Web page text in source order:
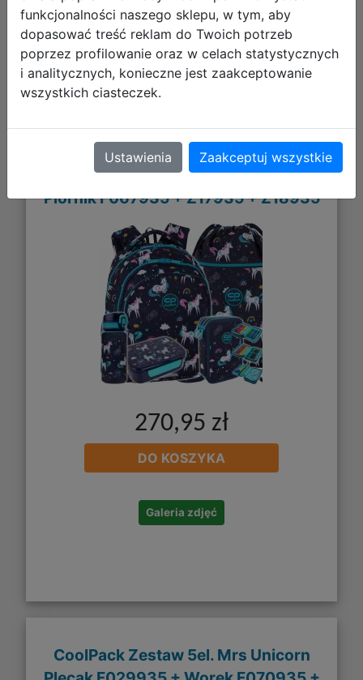
Galeria zdjęć
CoolPack Zestaw 5el. Mrs Unicorn
Plecak F029935 + Worek F070935 +
Piórnik F067935 + Z17935 + Z18935
270,95 zł
DO KOSZYKA
Galeria zdjęć
CoolPack Zestaw 5el. Mrs Unicorn
funkcjonalności naszego sklepu, w tym, aby
dopasować treść reklam do Twoich potrzeb
poprzez profilowanie oraz w celach statystycznych
i analitycznych, konieczne jest zaakceptowanie
wszystkich ciasteczek.
Ustawienia Zaakceptuj wszystkie